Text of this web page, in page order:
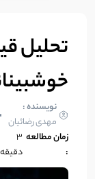
تحلیل
نویسنده :
مهدی رضائیان
زمان مطالعه
:
۳
دقیقه